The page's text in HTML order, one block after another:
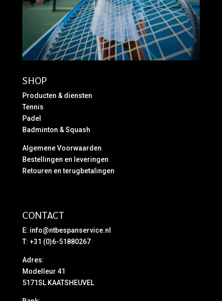
SHOP
Producten & diensten
Tennis
Padel
Badminton & Squash
Algemene Voorwaarden
Bestellingen en leveringen
Retouren en terugbetalingen
CONTACT
E: info@ntbespanservice.nl
T: +31 (0)6-51880267
Adres:
Modelleur 41
5171SL KAATSHEUVEL